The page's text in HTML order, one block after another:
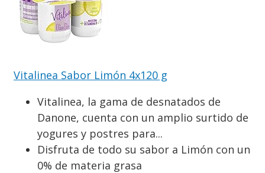
Vitalinea Sabor Limón 4x120 g
Vitalinea, la gama de desnatados de
Danone, cuenta con un amplio surtido de
yogures y postres para...
Disfruta de todo su sabor a Limón con un
0% de materia grasa